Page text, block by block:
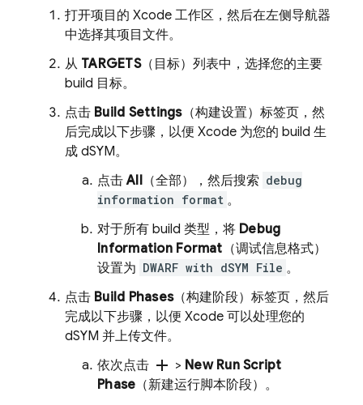
打开项目的 Xcode 工作区，然后在左侧导航器
中选择其项目文件。
从 TARGETS（目标）列表中，选择您的主要
build 目标。
点击 Build Settings（构建设置）标签页，然
后完成以下步骤，以便 Xcode 为您的 build 生
成 dSYM。
点击All（全部），然后搜索 debug
information format 。
对于所有 build 类型，将 Debug
Information Format （调试信息格式）
设置为 DWARF with dSYM File 。
点击 Build Phases（构建阶段）标签页，然后
完成以下步骤，以便 Xcode 可以处理您的
dSYM 并上传文件。
依次点击 add > New Run Script
Phase （新建运行脚本阶段）。